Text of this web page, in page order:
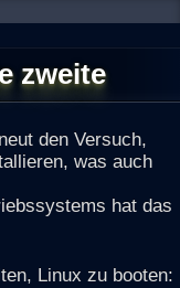
zweite
den Versuch,
was auch
hat das
Linux zu booten: